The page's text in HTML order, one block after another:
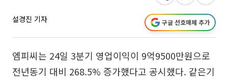
설경진 기자 구글 선호매체 추가
엠피씨는 24일 3분기 영업이익이 9억9500만원으로
전년동기 대비 268.5% 증가했다고 공시했다. 같은기